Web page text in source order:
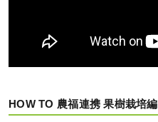
HOW TO 農福連携 果樹栽培編